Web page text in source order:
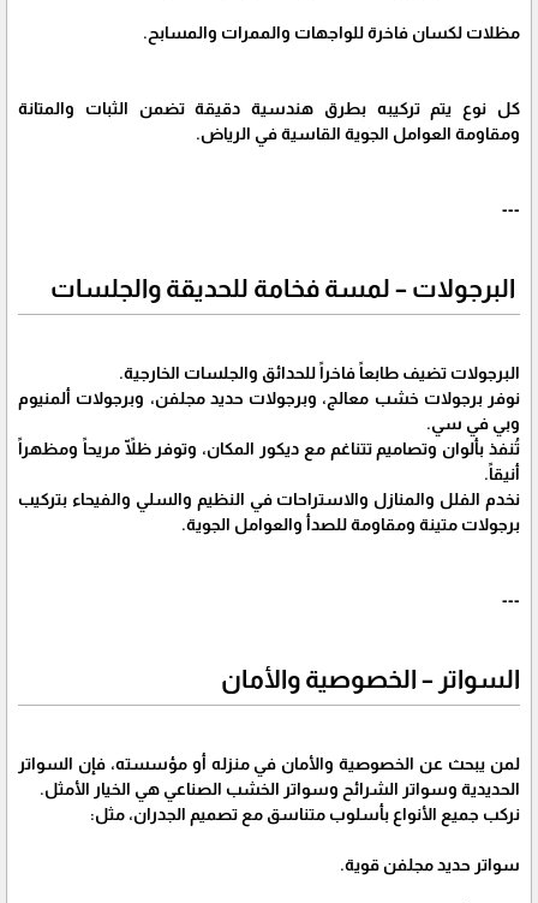
مظلات لكسان فاخرة للواجهات والممرات والمسابح.
كل نوع يتم تركيبه بطرق هندسية دقيقة تضمن الثبات والمتانة
ومقاومة العوامل الجوية القاسية في الرياض.
---
البرجولات – لمسة فخامة للحديقة والجلسات
البرجولات تضيف طابعاً فاخراً للحدائق والجلسات الخارجية.
نوفر برجولات خشب معالج، وبرجولات حديد مجلفن، وبرجولات ألمنيوم
وبي في سي.
تُنفذ بألوان وتصاميم تتناغم مع ديكور المكان، وتوفر ظلّاً مريحاً ومظهراً
أنيقاً.
نخدم الفلل والمنازل والاستراحات في النظيم والسلي والفيحاء بتركيب
برجولات متينة ومقاومة للصدأ والعوامل الجوية.
---
السواتر – الخصوصية والأمان
لمن يبحث عن الخصوصية والأمان في منزله أو مؤسسته، فإن السواتر
الحديدية وسواتر الشرائح وسواتر الخشب الصناعي هي الخيار الأمثل.
نركب جميع الأنواع بأسلوب متناسق مع تصميم الجدران، مثل:
سواتر حديد مجلفن قوية.